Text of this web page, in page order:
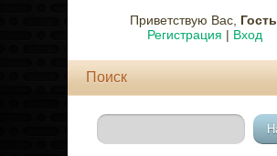
Приветствую Вас, Гость
Регистрация | Вход
Поиск